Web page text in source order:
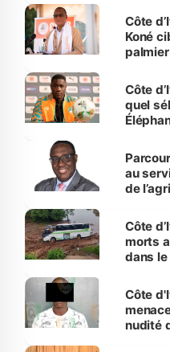
Côte
Koné
Côte
quel
au
de
Côte
morts
dans
des
Côte
nudité